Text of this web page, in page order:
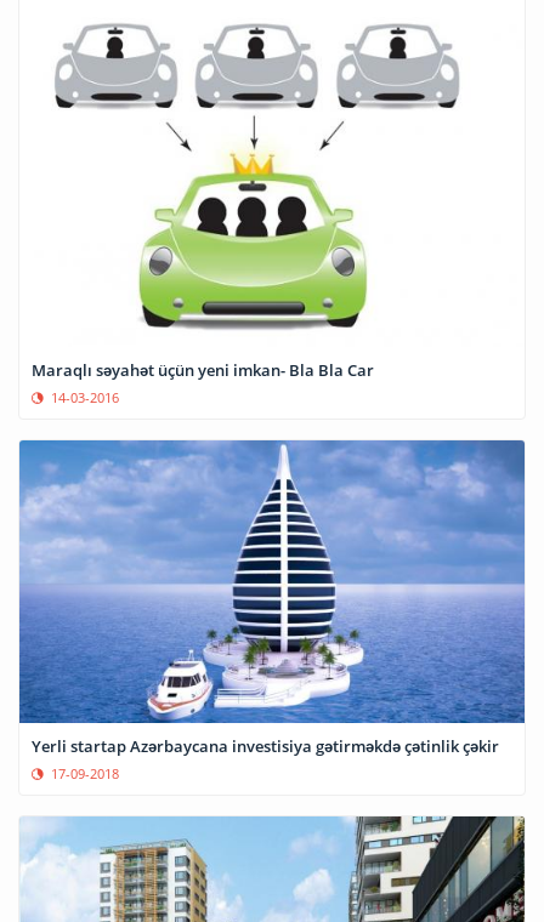
Maraqlı səyahət üçün yeni imkan- Bla Bla Car
14-03-2016
Yerli startap Azərbaycana investisiya gətirməkdə çətinlik çəkir
17-09-2018